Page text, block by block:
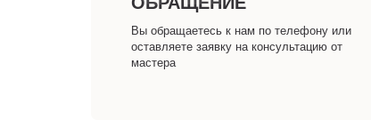
Вы обращаетесь к нам по телефону или
оставляете заявку на консультацию от
мастера